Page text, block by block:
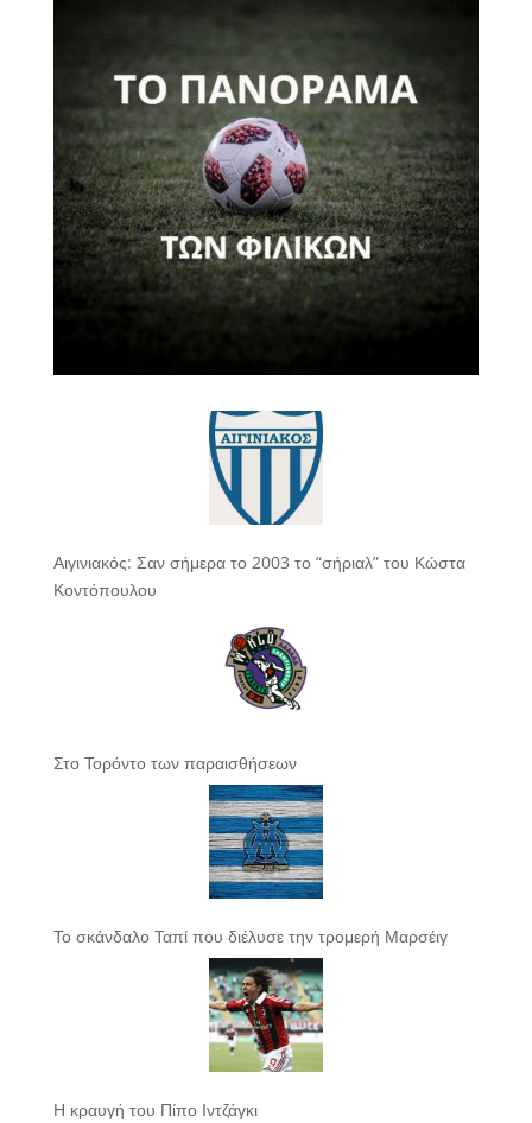
Αιγινιακός: Σαν σήμερα το 2003 το “σήριαλ” του Κώστα
Κοντόπουλου
Στο Τορόντο των παραισθήσεων
Το σκάνδαλο Ταπί που διέλυσε την τρομερή Μαρσέιγ
Η κραυγή του Πίπο Ιντζάγκι